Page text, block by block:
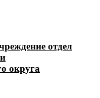
отдел
округа